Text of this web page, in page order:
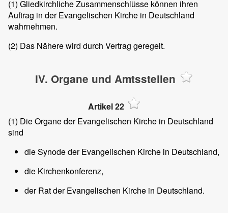
(1) Gliedkirchliche Zusammenschlüsse können ihren
Auftrag in der Evangelischen Kirche in Deutschland
wahrnehmen.
(2) Das Nähere wird durch Vertrag geregelt.
IV. Organe und Amtsstellen
Artikel 22
(1) Die Organe der Evangelischen Kirche in Deutschland
sind
die Synode der Evangelischen Kirche in Deutschland,
die Kirchenkonferenz,
der Rat der Evangelischen Kirche in Deutschland.